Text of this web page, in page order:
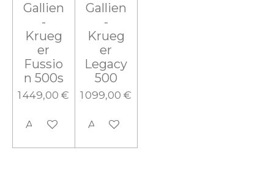
Gallien
-
Krueg
er
Fussio
n 500s
1 449,00 €
Ajouter au panier
Gallien
-
Krueg
er
Legacy
500
1 099,00 €
Ajouter au panier